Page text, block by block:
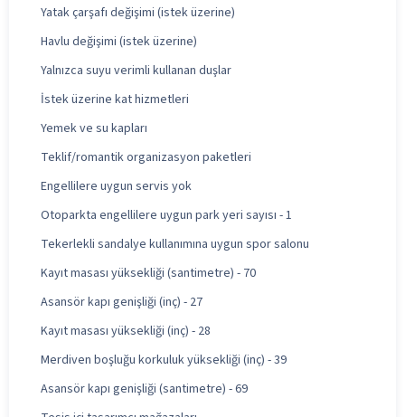
Yatak çarşafı değişimi (istek üzerine)
Havlu değişimi (istek üzerine)
Yalnızca suyu verimli kullanan duşlar
İstek üzerine kat hizmetleri
Yemek ve su kapları
Teklif/romantik organizasyon paketleri
Engellilere uygun servis yok
Otoparkta engellilere uygun park yeri sayısı - 1
Tekerlekli sandalye kullanımına uygun spor salonu
Kayıt masası yüksekliği (santimetre) - 70
Asansör kapı genişliği (inç) - 27
Kayıt masası yüksekliği (inç) - 28
Merdiven boşluğu korkuluk yüksekliği (inç) - 39
Asansör kapı genişliği (santimetre) - 69